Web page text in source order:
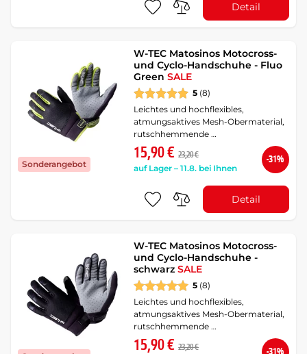
Detail
Sonderangebot
W-TEC Matosinos Motocross-
und Cyclo-Handschuhe - Fluo
GreenSALE
5 (8)
Leichtes und hochflexibles,
atmungsaktives Mesh-Obermaterial,
rutschhemmende …
15,90 € 23,20 €
auf Lager – 11.8. bei Ihnen
-31%
Detail
W-TEC Matosinos Motocross-
und Cyclo-Handschuhe -
schwarzSALE
5 (8)
Leichtes und hochflexibles,
atmungsaktives Mesh-Obermaterial,
rutschhemmende …
15,90 € 23,20 €